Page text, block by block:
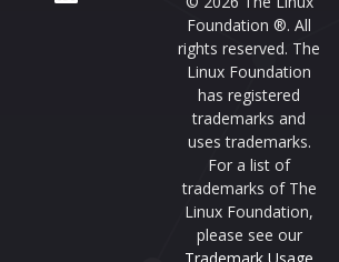
Foundation ®. All
rights reserved. The
Linux Foundation
has registered
trademarks and
uses trademarks.
For a list of
trademarks of The
Linux Foundation,
please see our